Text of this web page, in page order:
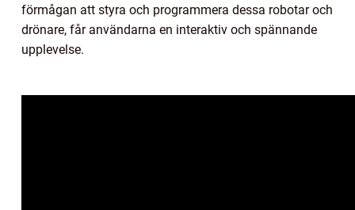
förmågan att styra och programmera dessa robotar och
drönare, får användarna en interaktiv och spännande
upplevelse.